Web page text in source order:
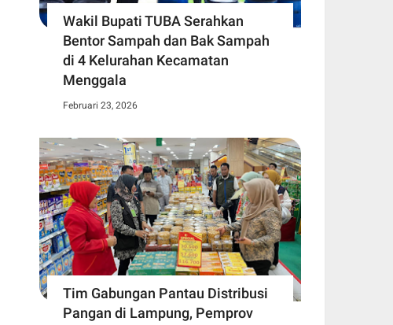
Wakil Bupati TUBA Serahkan
Bentor Sampah dan Bak Sampah
di 4 Kelurahan Kecamatan
Menggala
Februari 23, 2026
Tim Gabungan Pantau Distribusi
Pangan di Lampung, Pemprov